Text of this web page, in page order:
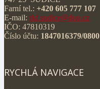
Farní tel.: +420 605 777 107
E-mail: rkf.sudice@doo.cz
IČO: 47810319
Číslo účtu: 1847016379/0800
RYCHLÁ NAVIGACE